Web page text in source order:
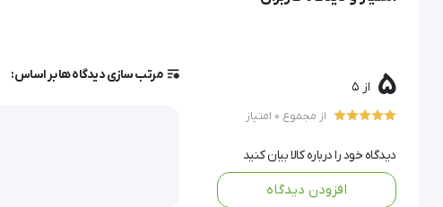
دستگاه مانیتورینگ EEG صاایران neuroset 24 با ترکیب دقت بالا و کاربری ساده، انتخاب ایده‌آلی برای متخصصان و مراکز درمانی است.
دستگاه مانیتورینگ EEG صاایران مدل neuroset 24
5 از 5
از مجموع 0 امتیاز
دیدگاه خود را درباره کالا بیان کنید
افزودن دیدگاه
مرتب سازی دیدگاه ها بر اساس: